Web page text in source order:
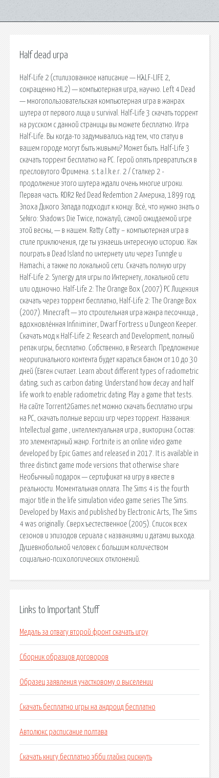
Half dead игра
Half-Life 2 (стилизованное написание — HλLF-LIFE 2,
сокращенно HL2) — компьютерная игра, научно. Left 4 Dead
— многопользовательская компьютерная игра в жанрах
шутера от первого лица и survival. Half-Life 3 скачать торрент
на русском с данной страницы вы можете бесплатно. Игра
Half-Life. Вы когда-то задумывались над тем, что статуи в
вашем городе могут быть живыми? Может быть. Half-Life 3
скачать торрент бесплатно на PC. Герой опять превратиться в
пресловутого Фримена. s.t.a.l.k.e.r. 2 / Сталкер 2 -
продолжение этого шутера ждали очень многие игроки.
Первая часть. RDR2 Red Dead Redemtion 2 Америка, 1899 год.
Эпоха Дикого Запада подходит к концу. Всё, что нужно знать о
Sekiro: Shadows Die Twice, пожалуй, самой ожидаемой игре
этой весны, — в нашем. Ratty Catty – компьютерная игра в
стиле приключения, где ты узнаешь интересную историю. Как
поиграть в Dead Island по интернету или через Tunngle и
Hamachi, а также по локальной сети. Скачать полную игру
Half-Life 2: Synergy для игры по Интернету, локальной сети
или одиночно. Half-Life 2: The Orange Box (2007) PC Лицензия
скачать через торрент бесплатно, Half-Life 2: The Orange Box
(2007). Minecraft — это строительная игра жанра песочница ,
вдохновлённая Infiniminer, Dwarf Fortress и Dungeon Keeper.
Скачать мод к Half-Life 2: Research and Development, полный
репак игры, бесплатно. Собственно, в Research. Предложение
неоригинального контента будет караться баном от 10 до 30
дней (Евген считает. Learn about different types of radiometric
dating, such as carbon dating. Understand how decay and half
life work to enable radiometric dating. Play a game that tests.
На сайте Torrent2Games.net можно скачать бесплатно игры
на PC, скачать полные версии игр через торрент. Названия:
Intellectual game , интеллектуальная игра , викторина Состав:
это элементарный жанр. Fortnite is an online video game
developed by Epic Games and released in 2017. It is available in
three distinct game mode versions that otherwise share
Необычный подарок — сертификат на игру в квесте в
реальности. Моментальная оплата. The Sims 4 is the fourth
major title in the life simulation video game series The Sims.
Developed by Maxis and published by Electronic Arts, The Sims
4 was originally. Сверхъестественное (2005). Список всех
сезонов и эпизодов сериала с названиями и датами выхода.
Душевнобольной человек с большим количеством
социально-психологических отклонений.
Links to Important Stuff
Медаль за отвагу второй фронт скачать игру
Сборник образцов договоров
Образец заявления участковому о выселении
Скачать бесплатно игры на андроид бесплатно
Автолюкс расписание полтава
Скачать книгу бесплатно эбби глайнз рискнуть